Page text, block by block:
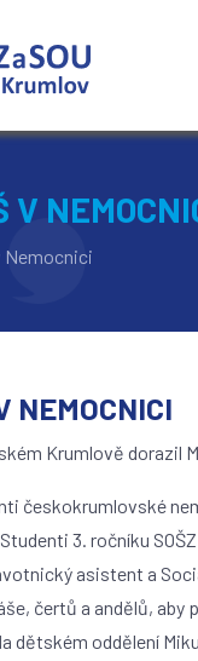
V
Nemocnici
NEMOCNICI
Krumlově dorazil
českokrumlovské
3. ročníku SOŠZ
asistent a
čertů a andělů, aby
dětském oddělení